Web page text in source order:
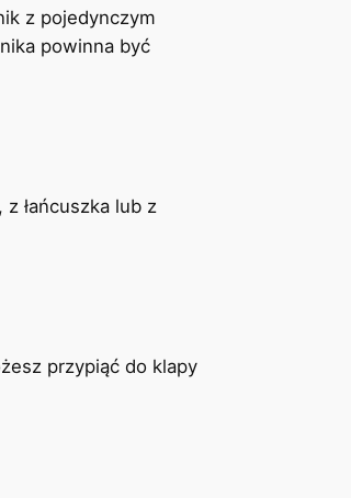
z pojedynczym
powinna być
łańcuszka lub z
przypiąć do klapy